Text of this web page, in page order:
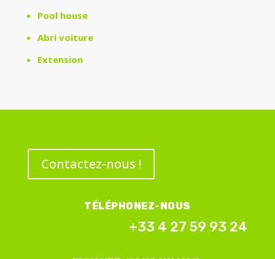
Pool house
Abri voiture
Extension
Contactez-nous !
TÉLÉPHONEZ-NOUS
+33 4 27 59 93 24